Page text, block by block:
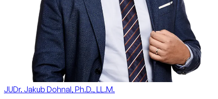
JUDr. Jakub Dohnal, Ph.D., LL.M.